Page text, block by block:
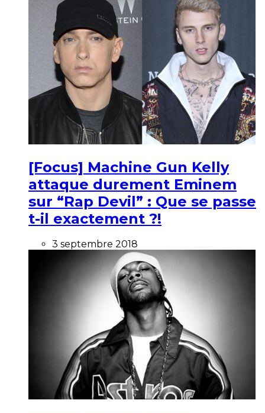
[Focus] Machine Gun Kelly
attaque durement Eminem
sur “Rap Devil” : Que se passe
t-il exactement ?!
3 septembre 2018